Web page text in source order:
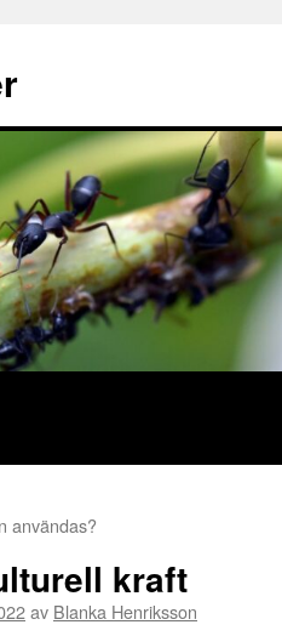
användas?
kraft
av Blanka Henriksson